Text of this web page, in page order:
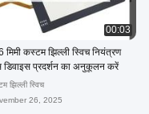
00:03
मिमी कस्टम झिल्ली स्विच नियंत्रण
प्रदर्शन का अनुकूलन करें
झिल्ली स्विच
26, 2025